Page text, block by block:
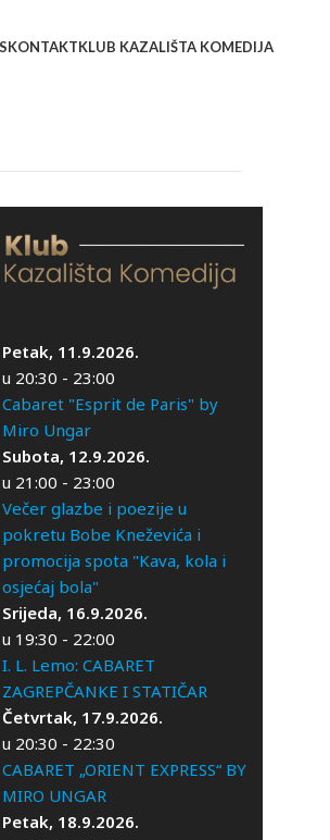
KONTAKTKLUB KAZALIŠTA KOMEDIJA
Petak, 11.9.2026.
u 20:30 - 23:00
Cabaret "Esprit de Paris" by
Miro Ungar
Subota, 12.9.2026.
u 21:00 - 23:00
Večer glazbe i poezije u
pokretu Bobe Kneževića i
promocija spota "Kava, kola i
osjećaj bola"
Srijeda, 16.9.2026.
u 19:30 - 22:00
I. L. Lemo: CABARET
ZAGREPČANKE I STATIČAR
Četvrtak, 17.9.2026.
u 20:30 - 22:30
CABARET „ORIENT EXPRESS“ BY
MIRO UNGAR
Petak, 18.9.2026.